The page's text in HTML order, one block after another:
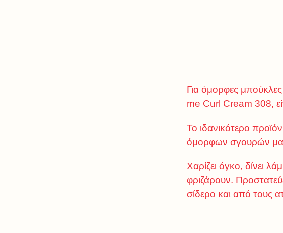
Για όμορφες
me Curl Cream 308,
Το ιδανικότερο
όμορφων σγουρών
Χαρίζει όγκο, δίνει
φριζάρουν.
σίδερο και από τους